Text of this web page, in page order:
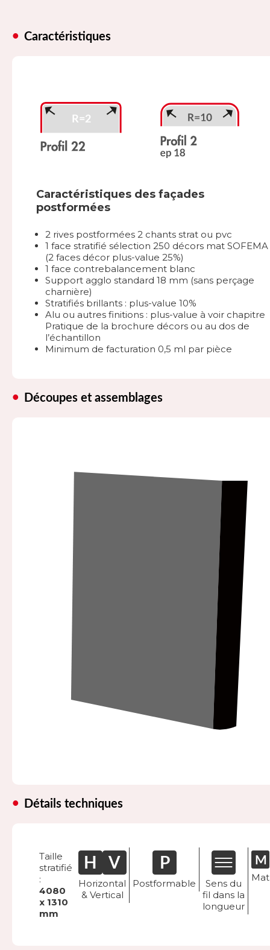
Caractéristiques
Caractéristiques des façades
postformées
2 rives postformées 2 chants strat ou pvc
1 face stratifié sélection 250 décors mat SOFEMA
(2 faces décor plus-value 25%)
1 face contrebalancement blanc
Support agglo standard 18 mm (sans perçage
charnière)
Stratifiés brillants : plus-value 10%
Alu ou autres finitions : plus-value à voir chapitre
Pratique de la brochure décors ou au dos de
l’échantillon
Minimum de facturation 0,5 ml par pièce
Découpes et assemblages
Détails techniques
Taille
stratifié
:
4080
x 1310
mm
Horizontal
& Vertical
Postformable
Sens du
fil dans la
longueur
Mat